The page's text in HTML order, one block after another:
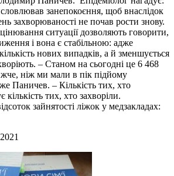
занепокоєння, щоб внаслідок
захворюваності не почав рости знову.
ситуації дозволяють говорити,
і вона є стабільною: адже
нових випадків, а й зменшується
– Станом на сьогодні це 6 468
ніж ми мали в пік підйому
Паничев. – Кількість тих, хто
тих, хто захворіли.
зайнятості ліжок у медзакладах: